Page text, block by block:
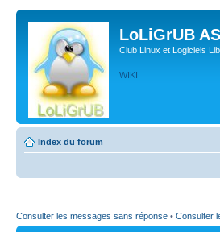
LoLiGrUB
Club Linux et Logiciels
WIKI
Index du forum
Consulter les messages sans réponse • Consulter